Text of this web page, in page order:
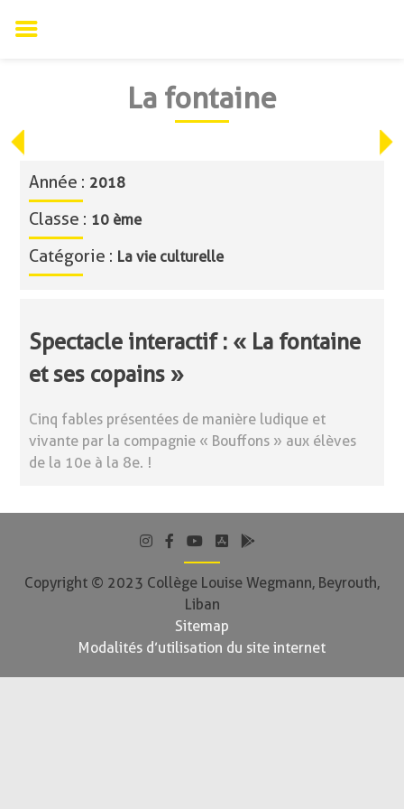
La fontaine
Année : 2018
Classe : 10 ème
Catégorie : La vie culturelle
Spectacle interactif : « La fontaine
et ses copains »
Cinq fables présentées de manière ludique et
vivante par la compagnie « Bouffons » aux élèves
de la 10e à la 8e. !
Copyright © 2023 Collège Louise Wegmann, Beyrouth,
Liban
Sitemap
Modalités d’utilisation du site internet